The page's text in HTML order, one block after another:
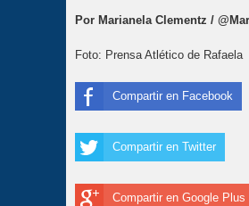
Por Marianela Clementz /
Foto: Prensa Atlético de Rafaela
Compartir en Facebook
Compartir en Twitter
Compartir en Google Plus